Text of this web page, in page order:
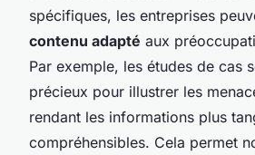
spécifiques, les entreprises
contenu adapté aux
Par exemple, les études de cas
précieux pour illustrer les
rendant les informations plus
compréhensibles. Cela permet